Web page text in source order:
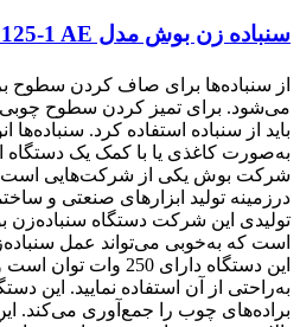
سنباده زن بوش مدل GEX 125-1 AE
از سنباده‌ها برای صاف کردن سطوح
می‌شود. برای تمیز کردن سطوح
باید از سنباده استفاده کرد. سنباده‌ها
به‌صورت کاغذی یا با کمک یک دستگاه
شرکت بوش یکی از شرکت‌هایی است
درزمینه تولید ابزارهای صنعتی و
است که به‌خوبی می‌تواند عمل
این دستگاه دارای 250
به‌راحتی از آن استفاده نمایید. این
براده‌های چوب را جمع‌آوری می‌کند.